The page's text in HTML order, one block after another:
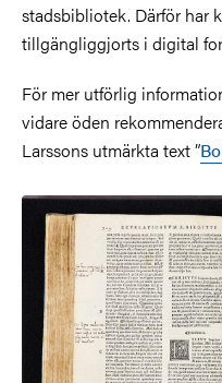
stadsbibliotek. Därför har
tillgängliggjorts i digital
För mer utförlig
vidare öden
Larssons utmärkta text ”